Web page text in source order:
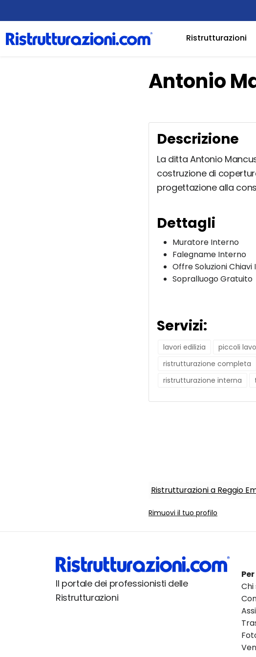
Ristrutturazioni
Antonio
Descrizione
La ditta Antonio
costruzione di
progettazione alla
Dettagli
Muratore Interno
Falegname Interno
Offre Soluzioni Chiavi
Sopralluogo Gratuito
Servizi:
lavori edilizia piccoli
ristrutturazione completa
ristrutturazione interna
Ristrutturazioni a Reggio
Rimuovi il tuo profilo
Il portale dei professionisti delle
Ristrutturazioni
Chi